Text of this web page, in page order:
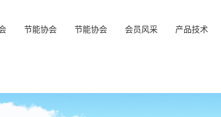
节能协会 节能协会 会员风采 产品技术